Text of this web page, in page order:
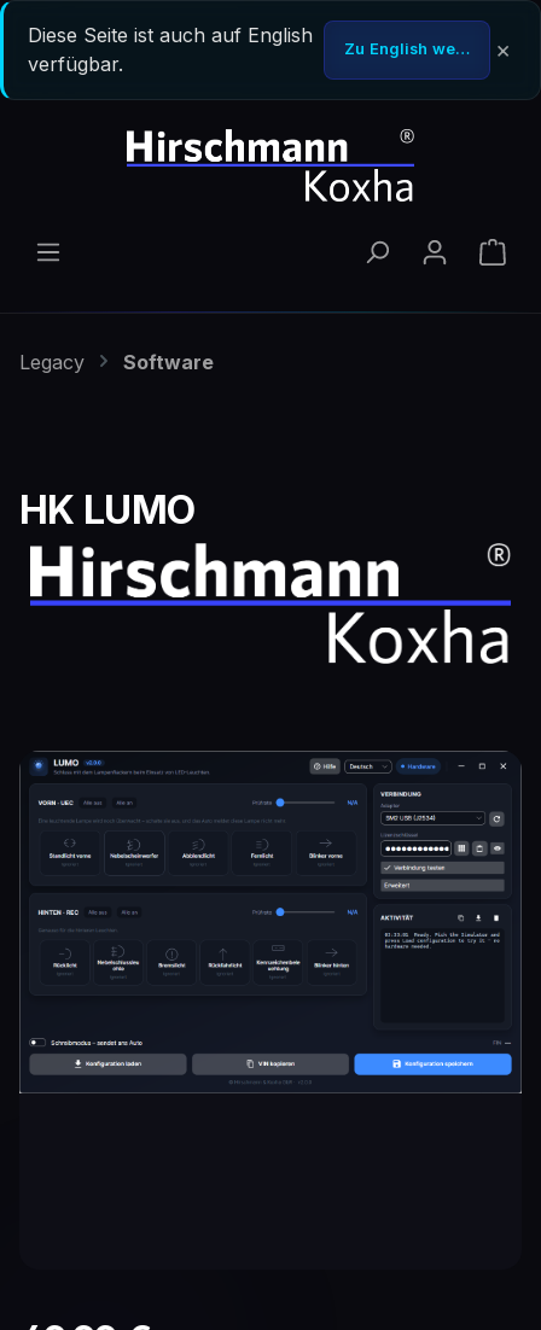
Zum Hauptinhalt springen
Diese Seite ist auch auf English
verfügbar.
Zu English wechseln ×
Legacy Software
HK LUMO
Regulärer Preis: